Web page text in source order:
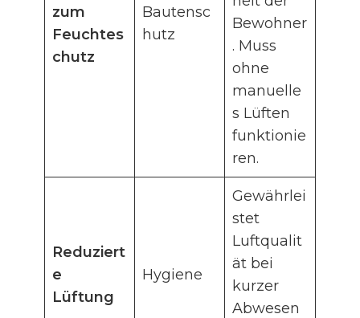
zum
Feuchtes
chutz
Bautensc
hutz
Bewohner
. Muss
ohne
manuelle
s Lüften
funktionie
ren.
Reduziert
e
Lüftung
Hygiene
Gewährlei
stet
Luftqualit
ät bei
kurzer
Abwesen